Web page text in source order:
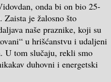
onda bi on bio 25-
Zaista je žalosno što
naše praznike, koji su
u hrišćanstvu i udaljeni
U tom slučaju, rekli smo
duhovni i energetski